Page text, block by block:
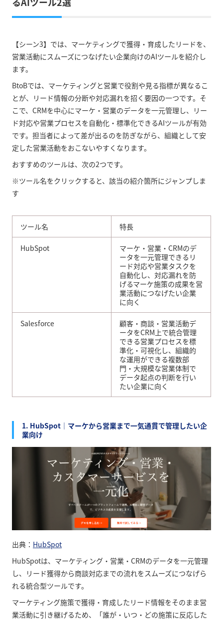
【シーン3】では、マーケティングで獲得・育成したリードを、
営業活動にスムーズにつなげたい企業向けのAIツールを紹介し
ます。
BtoBでは、マーケティングと営業で役割や見る指標が異なるこ
とが、リード情報の分断や対応漏れを招く要因の一つです。そ
こで、CRMを中心にマーケ・営業のデータを一元管理し、リー
ド対応や営業プロセスを自動化・標準化できるAIツールが有効
です。担当者によって差が出るのを防ぎながら、組織として安
定した営業活動をおこないやすくなります。
おすすめのツールは、次の2つです。
※ツール名をクリックすると、該当の紹介箇所にジャンプしま
す
ツール名 特長
HubSpot
マーケ・営業・CRMのデ
ータを一元管理できるリ
ード対応や営業タスクを
自動化し、対応漏れを防
げるマーケ施策の成果を営
業活動につなげたい企業
に向く
Salesforce
顧客・商談・営業活動デ
ータをCRM上で統合管理
できる営業プロセスを標
準化・可視化し、組織的
な運用ができる複数部
門・大規模な営業体制で
データ起点の判断を行い
たい企業に向く
1. HubSpot｜マーケから営業まで一気通貫で管理したい企
業向け
出典： HubSpot
HubSpotは、マーケティング・営業・CRMのデータを一元管理
し、リード獲得から商談対応までの流れをスムーズにつなげら
れる統合型ツールです。
マーケティング施策で獲得・育成したリード情報をそのまま営
業活動に引き継げるため、「誰が・いつ・どの施策に反応した